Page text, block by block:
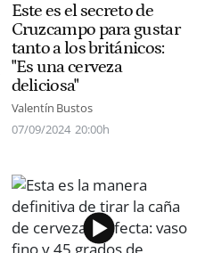
Este es el secreto de
Cruzcampo para gustar
tanto a los británicos:
"Es una cerveza
deliciosa"
Valentín Bustos
07/09/2024 20:00h